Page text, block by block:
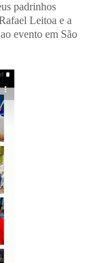
padrinhos
Leitoa e a
evento em São